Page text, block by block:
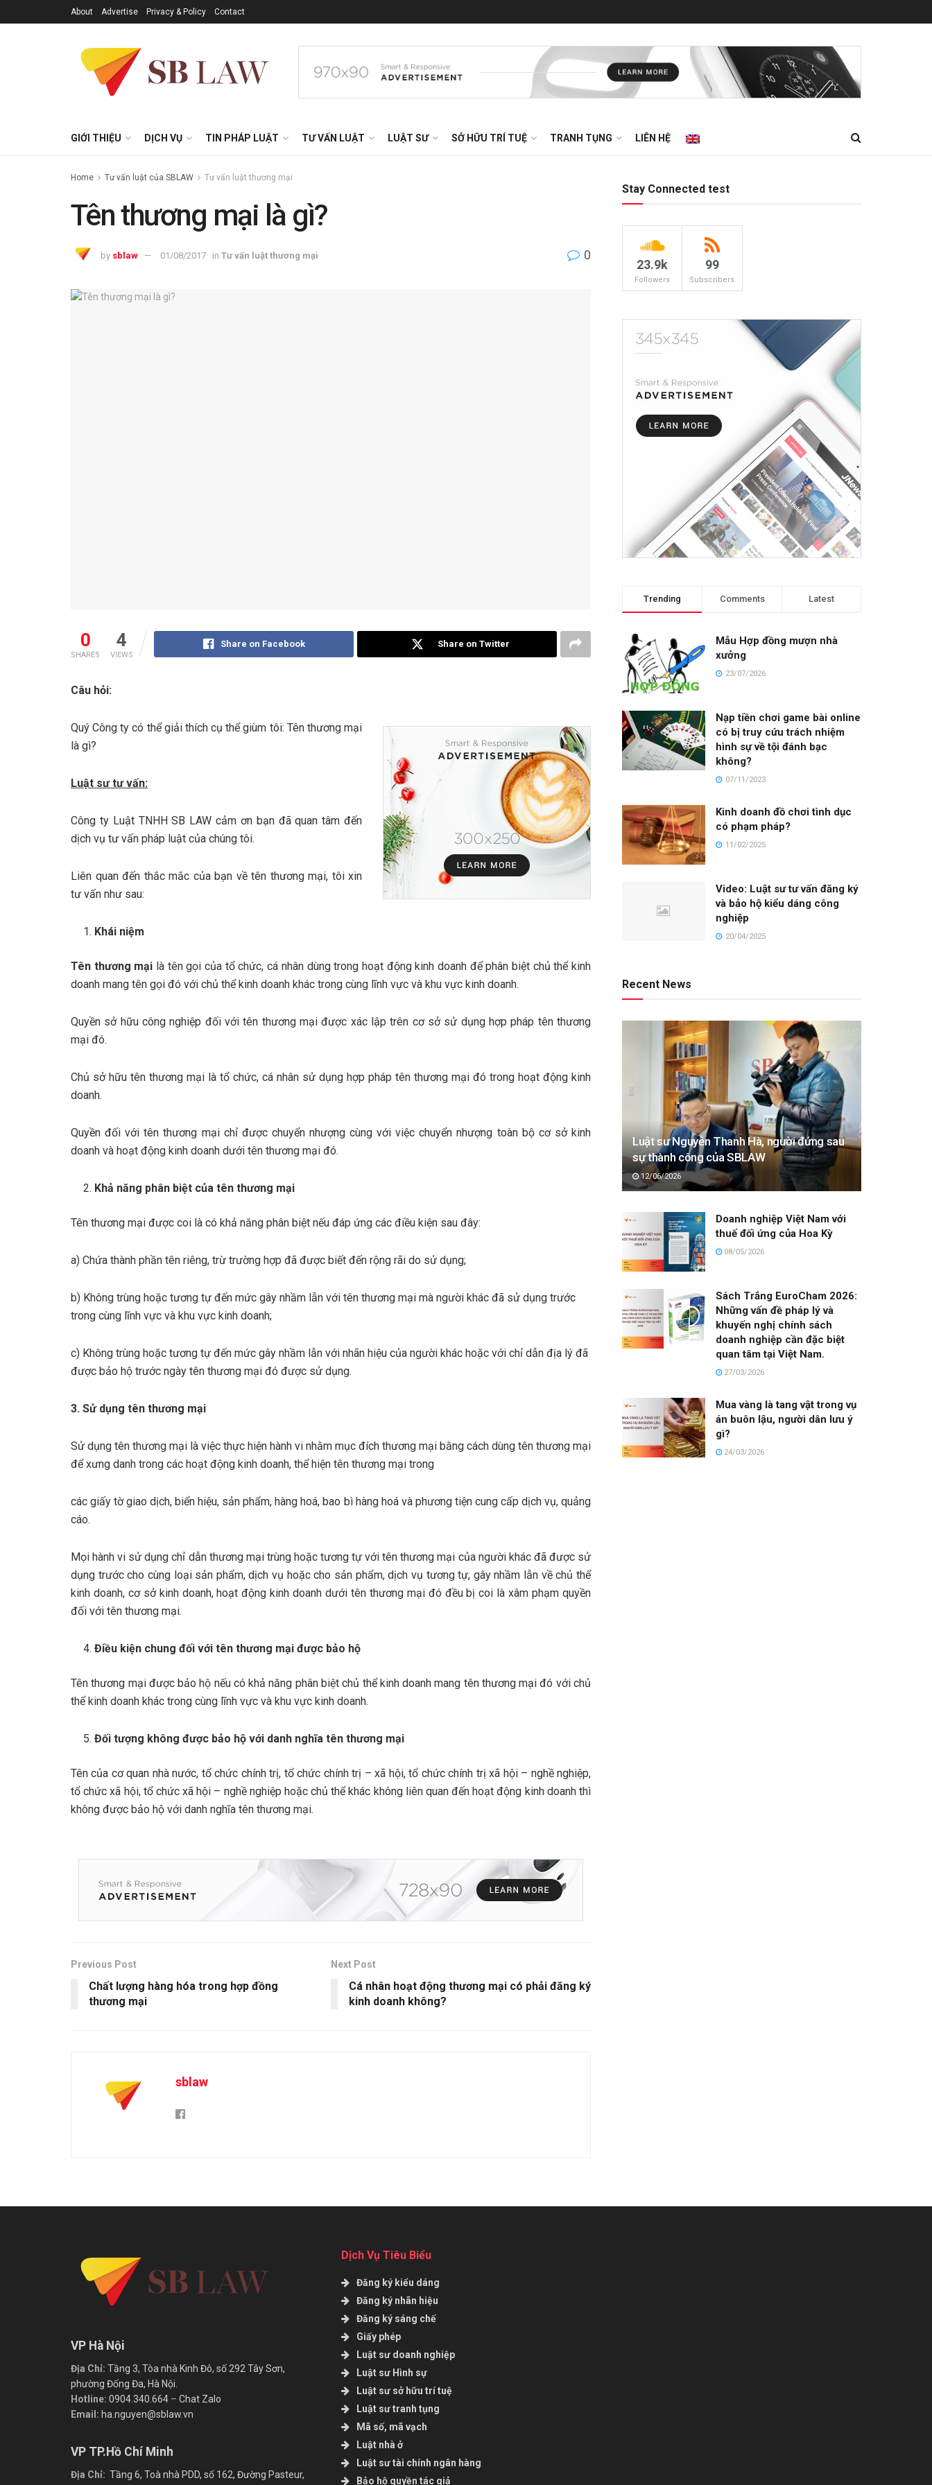
About Advertise Privacy & Policy Contact
GIỚI THIỆU DỊCH VỤ TIN PHÁP LUẬT TƯ VẤN LUẬT LUẬT SƯ SỞ HỮU TRÍ TUỆ TRANH TỤNG LIÊN HỆ
Home Tư vấn luật của SBLAW Tư vấn luật thương mại
Tên thương mại là gì?
by sblaw 01/08/2017 in Tư vấn luật thương mại 0
0
SHARES
4
VIEWS
Share on Facebook Share on Twitter
Câu hỏi:
Quý Công ty có thể giải thích cụ thể giùm tôi: Tên thương mại
là gì?
Luật sư tư vấn:
Công ty Luật TNHH SB LAW cảm ơn bạn đã quan tâm đến
dịch vụ tư vấn pháp luật của chúng tôi.
Liên quan đến thắc mắc của bạn về tên thương mại, tôi xin
tư vấn như sau:
Khái niệm
Tên thương mại là tên gọi của tổ chức, cá nhân dùng trong hoạt động kinh doanh để phân biệt chủ thể kinh
doanh mang tên gọi đó với chủ thể kinh doanh khác trong cùng lĩnh vực và khu vực kinh doanh.
Quyền sở hữu công nghiệp đối với tên thương mại được xác lập trên cơ sở sử dụng hợp pháp tên thương
mại đó.
Chủ sở hữu tên thương mại là tổ chức, cá nhân sử dụng hợp pháp tên thương mại đó trong hoạt động kinh
doanh.
Quyền đối với tên thương mại chỉ được chuyển nhượng cùng với việc chuyển nhượng toàn bộ cơ sở kinh
doanh và hoạt động kinh doanh dưới tên thương mại đó.
Khả năng phân biệt của tên thương mại
Tên thương mại được coi là có khả năng phân biệt nếu đáp ứng các điều kiện sau đây:
a) Chứa thành phần tên riêng, trừ trường hợp đã được biết đến rộng rãi do sử dụng;
b) Không trùng hoặc tương tự đến mức gây nhầm lẫn với tên thương mại mà người khác đã sử dụng trước
trong cùng lĩnh vực và khu vực kinh doanh;
c) Không trùng hoặc tương tự đến mức gây nhầm lẫn với nhãn hiệu của người khác hoặc với chỉ dẫn địa lý đã
được bảo hộ trước ngày tên thương mại đó được sử dụng.
3. Sử dụng tên thương mại
Sử dụng tên thương mại là việc thực hiện hành vi nhằm mục đích thương mại bằng cách dùng tên thương mại
để xưng danh trong các hoạt động kinh doanh, thể hiện tên thương mại trong
các giấy tờ giao dịch, biển hiệu, sản phẩm, hàng hoá, bao bì hàng hoá và phương tiện cung cấp dịch vụ, quảng
cáo.
Mọi hành vi sử dụng chỉ dẫn thương mại trùng hoặc tương tự với tên thương mại của người khác đã được sử
dụng trước cho cùng loại sản phẩm, dịch vụ hoặc cho sản phẩm, dịch vụ tương tự, gây nhầm lẫn về chủ thể
kinh doanh, cơ sở kinh doanh, hoạt động kinh doanh dưới tên thương mại đó đều bị coi là xâm phạm quyền
đối với tên thương mại.
Điều kiện chung đối với tên thương mại được bảo hộ
Tên thương mại được bảo hộ nếu có khả năng phân biệt chủ thể kinh doanh mang tên thương mại đó với chủ
thể kinh doanh khác trong cùng lĩnh vực và khu vực kinh doanh.
Đối tượng không được bảo hộ với danh nghĩa tên thương mại
Tên của cơ quan nhà nước, tổ chức chính trị, tổ chức chính trị – xã hội, tổ chức chính trị xã hội – nghề nghiệp,
tổ chức xã hội, tổ chức xã hội – nghề nghiệp hoặc chủ thể khác không liên quan đến hoạt động kinh doanh thì
không được bảo hộ với danh nghĩa tên thương mại.
Previous Post
Chất lượng hàng hóa trong hợp đồng
thương mại
Next Post
Cá nhân hoạt động thương mại có phải đăng ký
kinh doanh không?
sblaw
Stay Connected test
23.9k
Followers
99
Subscribers
Trending Comments Latest
Mẫu Hợp đồng mượn nhà
xưởng
23/07/2026
Nạp tiền chơi game bài online
có bị truy cứu trách nhiệm
hình sự về tội đánh bạc
không?
07/11/2023
Kinh doanh đồ chơi tình dục
có phạm pháp?
11/02/2025
Video: Luật sư tư vấn đăng ký
và bảo hộ kiểu dáng công
nghiệp
20/04/2025
Recent News
Luật sư Nguyễn Thanh Hà, người đứng sau
sự thành công của SBLAW
12/06/2026
Doanh nghiệp Việt Nam với
thuế đối ứng của Hoa Kỳ
08/05/2026
Sách Trắng EuroCham 2026:
Những vấn đề pháp lý và
khuyến nghị chính sách
doanh nghiệp cần đặc biệt
quan tâm tại Việt Nam.
27/03/2026
Mua vàng là tang vật trong vụ
án buôn lậu, người dân lưu ý
gì?
24/03/2026
VP Hà Nội
Địa Chỉ: Tầng 3, Tòa nhà Kinh Đô, số 292 Tây Sơn,
phường Đống Đa, Hà Nội.
Hotline: 0904.340.664 – Chat Zalo
Email: ha.nguyen@sblaw.vn
VP TP.Hồ Chí Minh
Địa Chỉ: Tầng 6, Toà nhà PDD, số 162, Đường Pasteur,
Dịch Vụ Tiêu Biểu
Đăng ký kiểu dáng
Đăng ký nhãn hiệu
Đăng ký sáng chế
Giấy phép
Luật sư doanh nghiệp
Luật sư Hình sự
Luật sư sở hữu trí tuệ
Luật sư tranh tụng
Mã số, mã vạch
Luật nhà ở
Luật sư tài chính ngân hàng
Bảo hộ quyền tác giả